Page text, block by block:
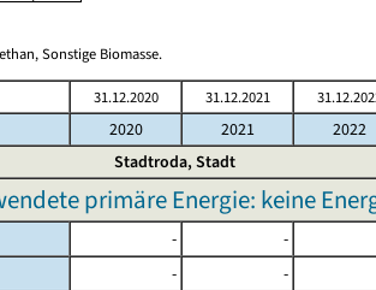
Sonstige Biomasse.
31.12.2020 31.12.2021
2020 2021 2022
Stadtroda, Stadt
primäre Energie: keine
- -
- -